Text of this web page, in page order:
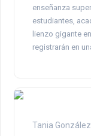
enseñanza
estudiantes,
lienzo gigante
registrarán en
Tania González